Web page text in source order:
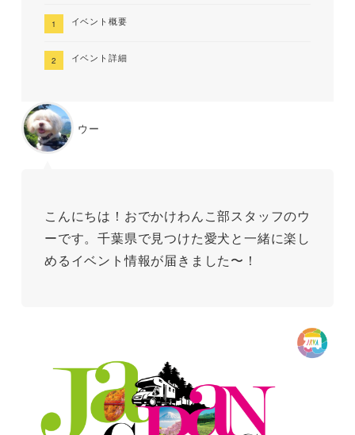
イベント概要
イベント詳細
ウー
こんにちは！おでかけわんこ部スタッフのウ
ーです。千葉県で見つけた愛犬と一緒に楽し
めるイベント情報が届きました〜！